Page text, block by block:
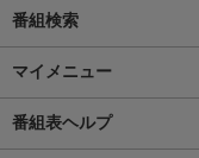
番組検索
マイメニュー
番組表ヘルプ